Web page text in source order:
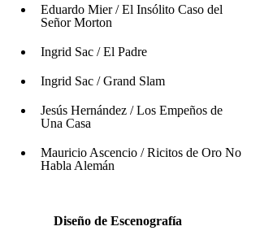
Eduardo Mier / El Insólito Caso del
Señor Morton
Ingrid Sac / El Padre
Ingrid Sac / Grand Slam
Jesús Hernández / Los Empeños de
Una Casa
Mauricio Ascencio / Ricitos de Oro No
Habla Alemán
Diseño de Escenografía